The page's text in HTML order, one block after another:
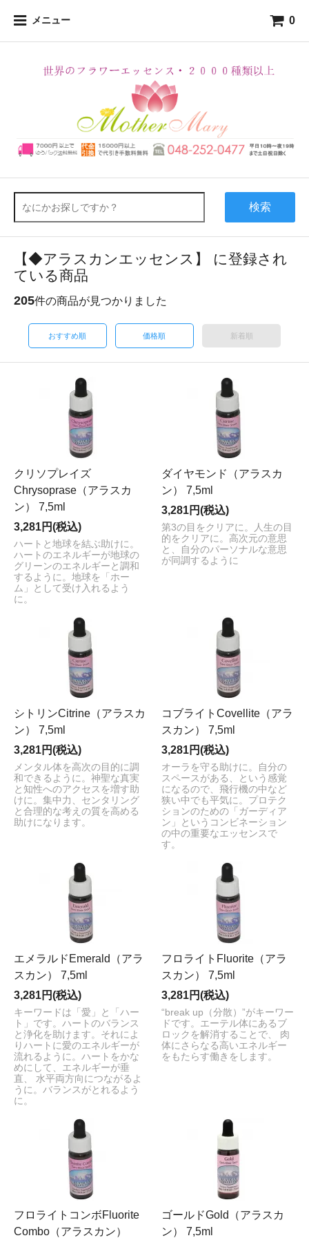
メニュー 0
検索
【◆アラスカンエッセンス】 に登録され
ている商品
205件の商品が見つかりました
おすすめ順 価格順 新着順
クリソプレイズ
Chrysoprase（アラスカ
ン） 7,5ml
3,281円(税込)
ハートと地球を結ぶ助けに。
ハートのエネルギーが地球の
グリーンのエネルギーと調和
するように。地球を「ホー
ム」として受け入れるよう
に。
ダイヤモンド（アラスカ
ン） 7,5ml
3,281円(税込)
第3の目をクリアに。人生の目
的をクリアに。高次元の意思
と、自分のパーソナルな意思
が同調するように
シトリンCitrine（アラスカ
ン） 7,5ml
3,281円(税込)
メンタル体を高次の目的に調
和できるように。神聖な真実
と知性へのアクセスを増す助
けに。集中力、センタリング
と合理的な考えの質を高める
助けになります。
コブライトCovellite（アラ
スカン） 7,5ml
3,281円(税込)
オーラを守る助けに。自分の
スペースがある、という感覚
になるので、飛行機の中など
狭い中でも平気に。プロテク
ションのための「ガーディア
ン」というコンビネーション
の中の重要なエッセンスで
す。
エメラルドEmerald（アラ
スカン） 7,5ml
3,281円(税込)
キーワードは「愛」と「ハー
ト」です。ハートのバランス
と浄化を助けます。それによ
りハートに愛のエネルギーが
流れるように。ハートをかな
めにして、エネルギーが垂
直、 水平両方向につながるよ
うに。バランスがとれるよう
に。
フロライトFluorite（アラ
スカン） 7,5ml
3,281円(税込)
“break up（分散）”がキーワー
ドです。エーテル体にあるブ
ロックを解消することで、 肉
体にさらなる高いエネルギー
をもたらす働きをします。
フロライトコンボFluorite
Combo（アラスカン）
ゴールドGold（アラスカ
ン） 7,5ml